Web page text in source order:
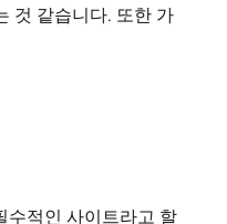
것 같습니다. 또한 가
수적인 사이트라고 할